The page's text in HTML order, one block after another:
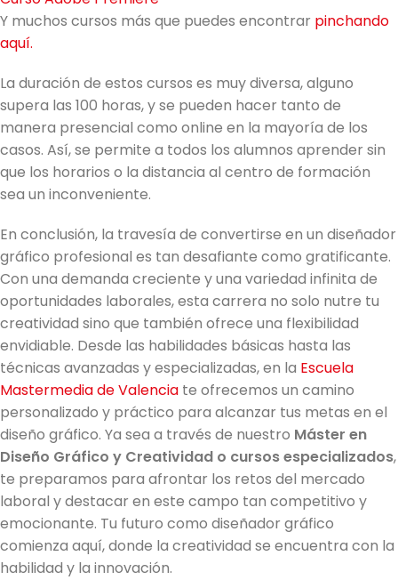
Y muchos cursos más que puedes encontrar pinchando
aquí.
La duración de estos cursos es muy diversa, alguno
supera las 100 horas, y se pueden hacer tanto de
manera presencial como online en la mayoría de los
casos. Así, se permite a todos los alumnos aprender sin
que los horarios o la distancia al centro de formación
sea un inconveniente.
En conclusión, la travesía de convertirse en un diseñador
gráfico profesional es tan desafiante como gratificante.
Con una demanda creciente y una variedad infinita de
oportunidades laborales, esta carrera no solo nutre tu
creatividad sino que también ofrece una flexibilidad
envidiable. Desde las habilidades básicas hasta las
técnicas avanzadas y especializadas, en la Escuela
Mastermedia de Valencia te ofrecemos un camino
personalizado y práctico para alcanzar tus metas en el
diseño gráfico. Ya sea a través de nuestro Máster en
Diseño Gráfico y Creatividad o cursos especializados,
te preparamos para afrontar los retos del mercado
laboral y destacar en este campo tan competitivo y
emocionante. Tu futuro como diseñador gráfico
comienza aquí, donde la creatividad se encuentra con la
habilidad y la innovación.